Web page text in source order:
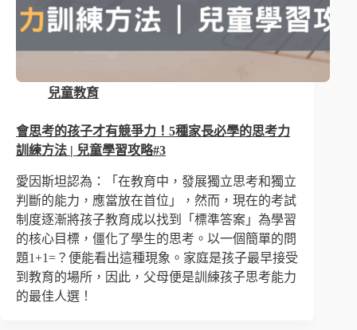
兒童教育
會思考的孩子才有競爭力！5種家長必學的思考力
訓練方法 | 兒童學習攻略#3
愛因斯坦認為：「在教育中，發展獨立思考和獨立
判斷的能力，應當放在首位」，然而，現在的考試
制度逐漸將孩子教育成以找到「標準答案」為學習
的核心目標，僵化了學生的思考。以一個簡單的問
題1+1=？便能看出這種現象。家庭是孩子最早接受
到教育的場所，因此，父母便是訓練孩子思考能力
的最佳人選！